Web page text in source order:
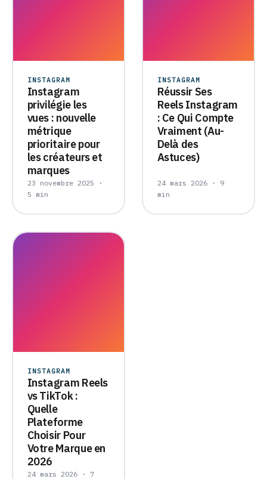
INSTAGRAM
Instagram
privilégie les
vues : nouvelle
métrique
prioritaire pour
les créateurs et
marques
23 novembre 2025 ·
5 min
INSTAGRAM
Réussir Ses
Reels Instagram
: Ce Qui Compte
Vraiment (Au-
Delà des
Astuces)
24 mars 2026 · 9
min
INSTAGRAM
Instagram Reels
vs TikTok :
Quelle
Plateforme
Choisir Pour
Votre Marque en
2026
24 mars 2026 · 7